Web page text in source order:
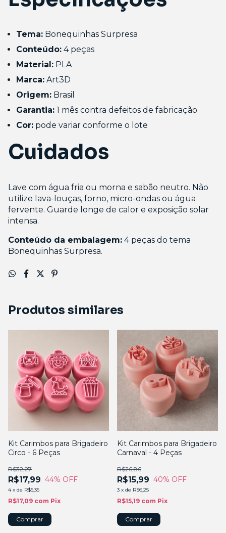
Tema: Bonequinhas Surpresa
Conteúdo: 4 peças
Material: PLA
Marca: Art3D
Origem: Brasil
Garantia: 1 mês contra defeitos de fabricação
Cor: pode variar conforme o lote
Cuidados
Lave com água fria ou morna e sabão neutro. Não
utilize lava-louças, forno, micro-ondas ou água
fervente. Guarde longe de calor e exposição solar
intensa.
Conteúdo da embalagem: 4 peças do tema
Bonequinhas Surpresa.
Produtos similares
Kit Carimbos para Brigadeiro
Circo - 6 Peças
R$17,99
R$32,27
44% OFF
4 x de R$5,35
R$17,09 com Pix
Kit Carimbos para Brigadeiro
Carnaval - 4 Peças
R$15,99
R$26,86
40% OFF
3 x de R$6,25
R$15,19 com Pix